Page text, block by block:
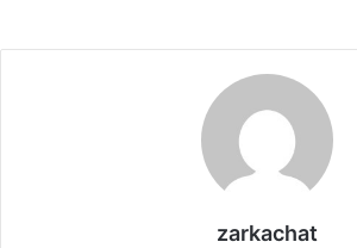
zarkachat